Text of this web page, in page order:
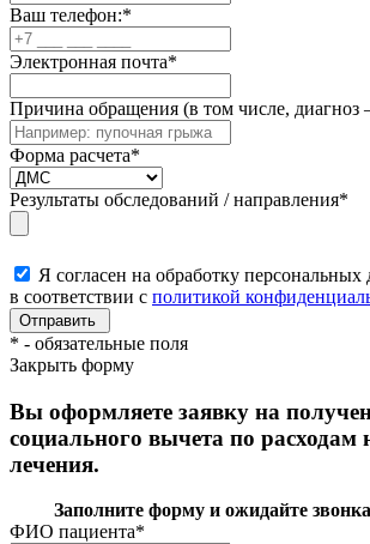
Ваш телефон:*
Электронная почта*
Причина обращения (в том числе, диагноз
Форма расчета*
Результаты обследований / направления*
Я согласен на обработку
в соответствии с политикой
* - обязательные поля
Закрыть форму
Вы оформляете заявку на
социального вычета по расходам
лечения.
Заполните форму и ожидайте
ФИО пациента*